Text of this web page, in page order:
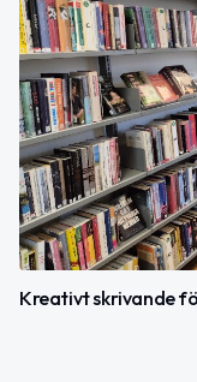
Kreativt skrivande